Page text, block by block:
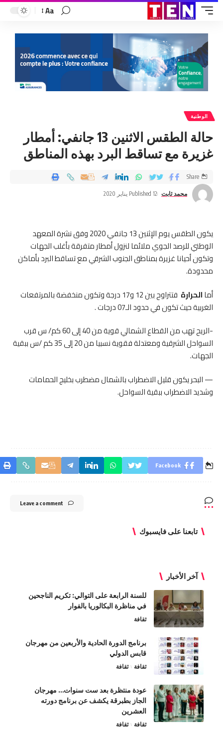
Aa
الوطنية
حالة الطقس الاثنين 13 جانفي: أمطار
غزيرة مع تساقط البرد بهذه المناطق
محمد ثابت Published 12 يناير 2020
Share
يكون الطقس يوم الإثنين 13 جانفي 2020 وفق نشرة المعهد
الوطني للرصد الجوي ملائما لنزول أمطار متفرقة بأغلب الجهات
وتكون أحيانا غزيرة بمناطق الجنوب الشرقي مع تساقط البرد بأماكن
محدودة.
أماالحرارة
فتتراوح بين 12 و17 درجة وتكون منخفضة بالمرتفعات
الغربية حيث تكون في حدود الـ07 درجات .
-الريح تهب من القطاع الشمالي قوية من 40 إلى 60 كم/ س قرب
السواحل الشرقية ومعتدلة فقوية نسبيا من 20 إلى 35 كم /س ببقية
الجهات.
— البحر يكون قليل الاضطراب بالشمال مضطرب بخليج الحمامات
وشديد الاضطراب ببقية السواحل.
Facebook
Leave a comment
تابعنا على فايسبوك
آخر الأخبار
للسنة الرابعة على التوالي: تكريم الناجحين
في مناظرة البكالوريا بالفوار
ثقافة
برنامج الدورة الحادية والأربعين من مهرجان
قابس الدولي
ثقافة ثقافة
عودة منتظرة بعد ست سنوات… مهرجان
الجاز بطبرقة يكشف عن برنامج دورته
العشرين
ثقافة ثقافة